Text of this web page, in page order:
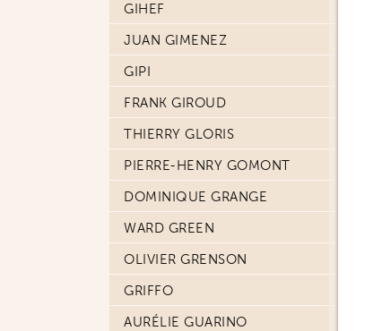
GIHEF
JUAN GIMENEZ
GIPI
FRANK GIROUD
THIERRY GLORIS
PIERRE-HENRY GOMONT
DOMINIQUE GRANGE
WARD GREEN
OLIVIER GRENSON
GRIFFO
AURÉLIE GUARINO